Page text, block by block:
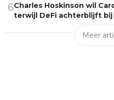
6Charles Hoskinson wil
terwijl DeFi achterblijft bij
Meer